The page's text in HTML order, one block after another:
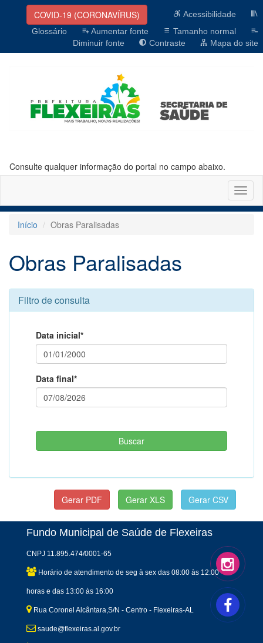
COVID-19 (CORONAVÍRUS)
Acessibilidade
Glossário
Aumentar fonte
Tamanho normal
Diminuir fonte
Contraste Mapa do site
Consulte qualquer informação do portal no campo abaixo.
Início
Obras Paralisadas
Obras Paralisadas
Filtro de consulta
Data inicial*
Data final*
Fundo Municipal de Saúde de Flexeiras
CNPJ 11.895.474/0001-65
Horário de atendimento de seg à sex das 08:00 às 12:00
horas e das 13:00 às 16:00
Rua Coronel Alcântara,S/N - Centro - Flexeiras-AL
saude@flexeiras.al.gov.br